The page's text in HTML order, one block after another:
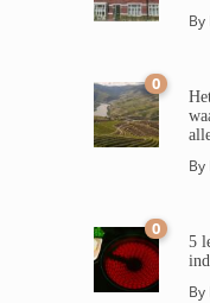
By
0
By
0
5
By